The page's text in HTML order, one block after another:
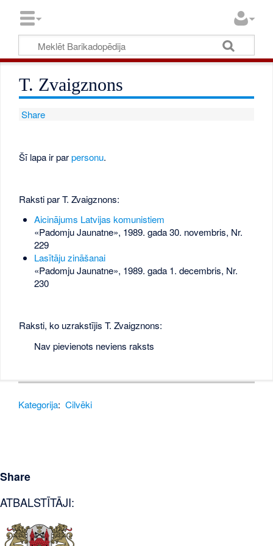
T. Zvaigznons
Share
Šī lapa ir parpersonu.
Raksti par T. Zvaigznons:
Aicinājums Latvijas komunistiem
«Padomju Jaunatne», 1989. gada 30. novembris, Nr.
229
Lasītāju zināšanai
«Padomju Jaunatne», 1989. gada 1. decembris, Nr.
230
Raksti, ko uzrakstījis T. Zvaigznons:
Nav pievienots neviens raksts
Kategorija: Cilvēki
Share
ATBALSTĪTĀJI: